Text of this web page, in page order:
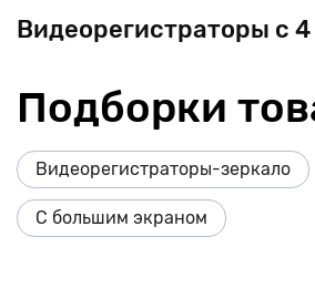
Видеорегистраторы с
Подборки
Видеорегистраторы-зеркало
С большим экраном